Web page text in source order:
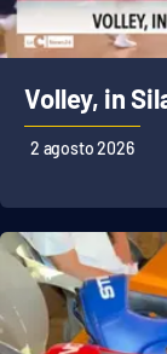
Volley, in
2 agosto 2026